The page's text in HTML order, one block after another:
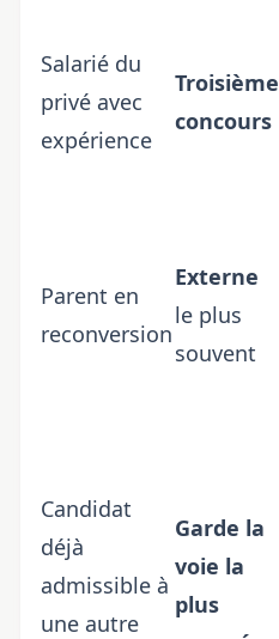
Salarié du
privé avec
expérience
Troisième
concours
Parent en
reconversion
Externe
le plus
souvent
Candidat
déjà
admissible à
une autre
Garde la
voie la
plus